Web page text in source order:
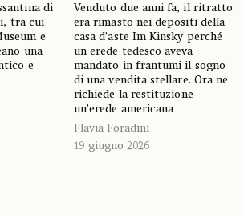
di
tra cui
e
una
e
Venduto due anni fa, il ritratto
era rimasto nei depositi della
casa d’aste Im Kinsky perché
un erede tedesco aveva
mandato in frantumi il sogno
di una vendita stellare. Ora ne
richiede la restituzione
un’erede americana
Flavia Foradini
19 giugno 2026